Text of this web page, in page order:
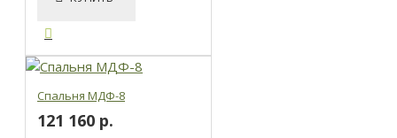
Спальня МДФ-8
121 160 р.